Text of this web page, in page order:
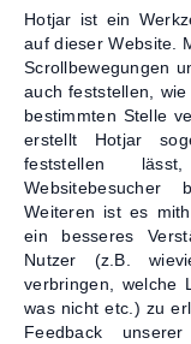
Hotjar ist ein
auf dieser Website.
Scrollbewegungen
auch feststellen,
bestimmten Stelle
erstellt Hotjar
feststellen
Websitebesucher
Weiteren ist es
ein besseres
Nutzer (z.B.
verbringen, welche
was nicht etc.) zu
Feedback